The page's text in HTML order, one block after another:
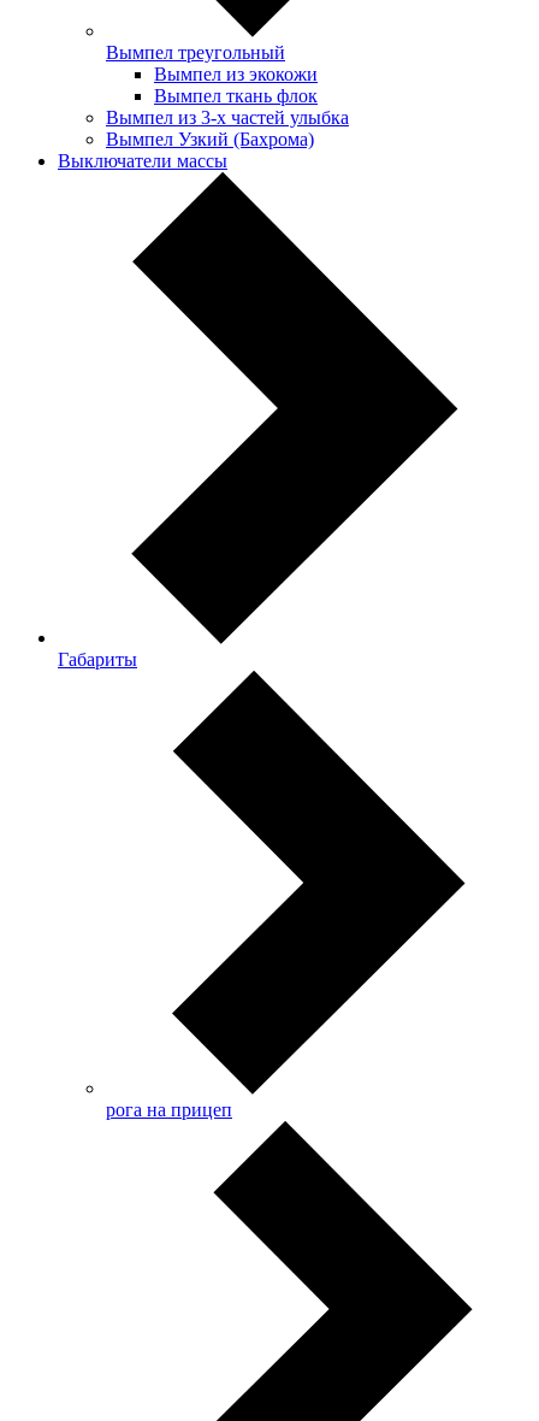
Вымпел треугольный
Вымпел из экокожи
Вымпел ткань флок
Вымпел из 3-х частей улыбка
Вымпел Узкий (Бахрома)
Выключатели массы
Габариты
рога на прицеп